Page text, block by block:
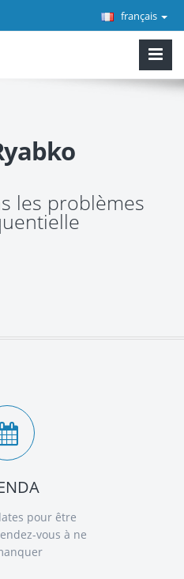
français
les problèmes
pour être
vous à ne